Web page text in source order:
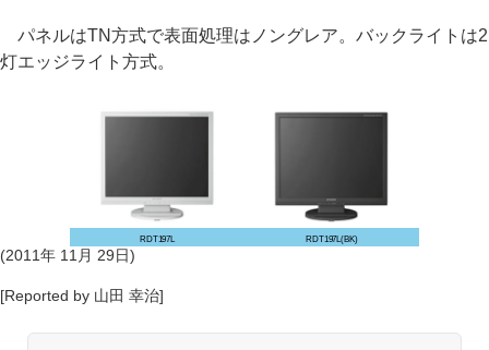
パネルはTN方式で表面処理はノングレア。バックライトは2
灯エッジライト方式。
RDT197L RDT197L(BK)
(2011年 11月 29日)
[Reported by 山田 幸治]